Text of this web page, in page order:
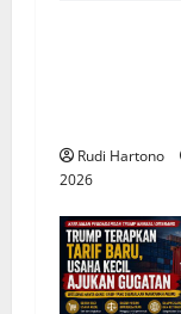
Rudi Hartono
2026